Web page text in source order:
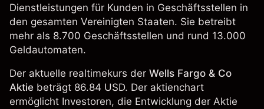
Dienstleistungen für Kunden in Geschäftsstellen in
den gesamten Vereinigten Staaten. Sie betreibt
mehr als 8.700 Geschäftsstellen und rund 13.000
Geldautomaten.
Der aktuelle realtimekurs der Wells Fargo & Co
Aktie beträgt 86.84 USD. Der aktienchart
ermöglicht Investoren, die Entwicklung der Aktie